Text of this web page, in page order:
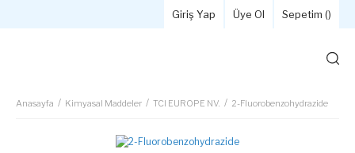
Giriş Yap Üye Ol Sepetim ()
Anasayfa Kimyasal Maddeler TCI EUROPE NV. 2-Fluorobenzohydrazide